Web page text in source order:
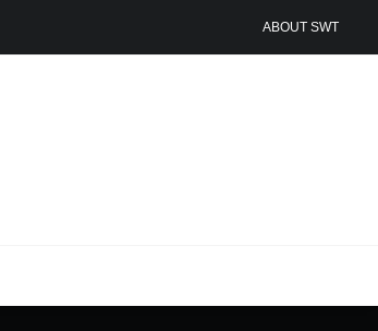
ABOUT SWT